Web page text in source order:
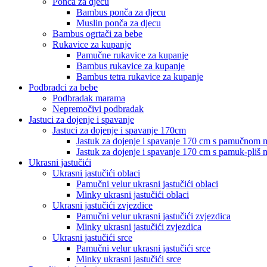
Bambus ponča za djecu
Muslin ponča za djecu
Bambus ogrtači za bebe
Rukavice za kupanje
Pamučne rukavice za kupanje
Bambus rukavice za kupanje
Bambus tetra rukavice za kupanje
Podbradci za bebe
Podbradak marama
Nepremočivi podbradak
Jastuci za dojenje i spavanje
Jastuci za dojenje i spavanje 170cm
Jastuk za dojenje i spavanje 170 cm s pamučnom
Jastuk za dojenje i spavanje 170 cm s pamuk-pliš
Ukrasni jastučići
Ukrasni jastučići oblaci
Pamučni velur ukrasni jastučići oblaci
Minky ukrasni jastučići oblaci
Ukrasni jastučići zvjezdice
Pamučni velur ukrasni jastučići zvjezdica
Minky ukrasni jastučići zvjezdica
Ukrasni jastučići srce
Pamučni velur ukrasni jastučići srce
Minky ukrasni jastučići srce